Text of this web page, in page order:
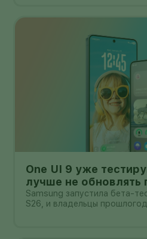
One UI 9 уже
лучше не обновлять
Samsung запустила бета-
S26, и владельцы